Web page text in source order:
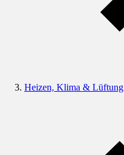
Heizen, Klima & Lüftung